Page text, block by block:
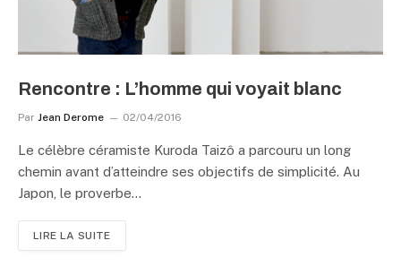
Rencontre : L’homme qui voyait blanc
Par Jean Derome 02/04/2016
Le célèbre céramiste Kuroda Taizô a parcouru un long
chemin avant d’atteindre ses objectifs de simplicité. Au
Japon, le proverbe…
LIRE LA SUITE